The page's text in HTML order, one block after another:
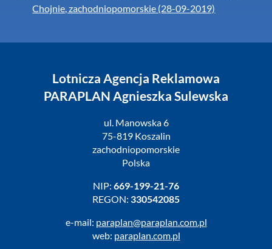
Chojnie, zachodniopomorskie (28-09-2019)
Lotnicza Agencja Reklamowa
PARAPLAN Agnieszka Sulewska
ul. Manowska 6
75-819 Koszalin
zachodniopomorskie
Polska
NIP: 669-199-21-76
REGON: 330542085
e-mail: paraplan@paraplan.com.pl
web: paraplan.com.pl